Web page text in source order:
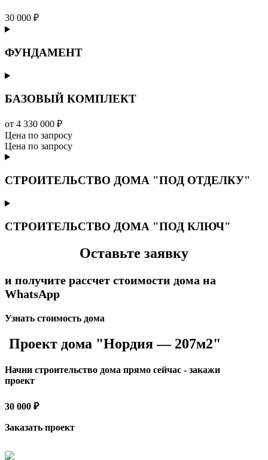
30 000 ₽
ФУНДАМЕНТ
БАЗОВЫЙ КОМПЛЕКТ
от 4 330 000 ₽
Цена по запросу
Цена по запросу
СТРОИТЕЛЬСТВО ДОМА "ПОД ОТДЕЛКУ"
СТРОИТЕЛЬСТВО ДОМА "ПОД КЛЮЧ"
Оставьте заявку
и получите рассчет стоимости дома на
WhatsApp
Узнать стоимость дома
Проект дома "Нордия — 207м2"
Начни строительство дома прямо сейчас - закажи
проект
30 000 ₽
Заказать проект